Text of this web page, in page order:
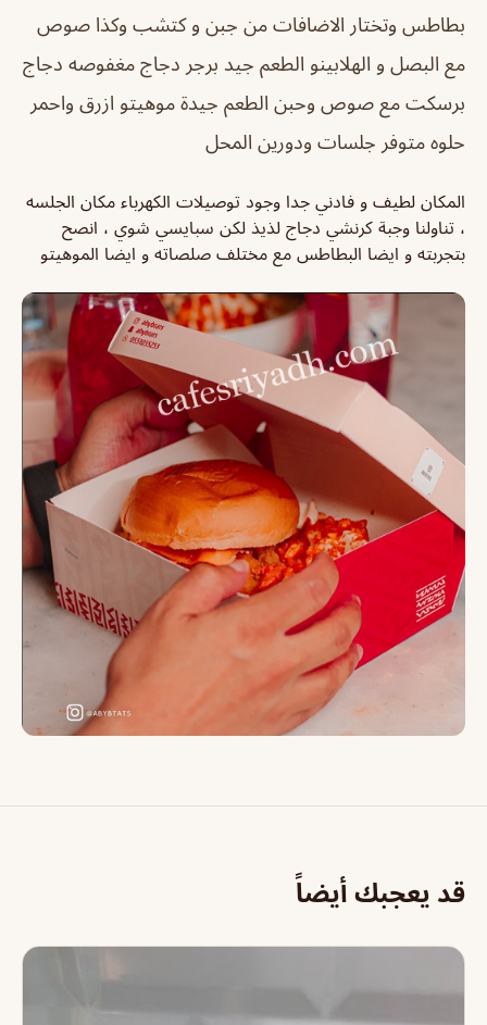
بطاطس وتختار الاضافات من جبن و كتشب وكذا صوص
مع البصل و الهلابينو الطعم جيد برجر دجاج مغفوصه دجاج
برسكت مع صوص وحبن الطعم جيدة موهيتو ازرق واحمر
حلوه متوفر جلسات ودورين المحل
المكان لطيف و فادني جدا وجود توصيلات الكهرباء مكان الجلسه
، تناولنا وجبة كرنشي دجاج لذيذ لكن سبايسي شوي ، انصح
بتجربته و ايضا البطاطس مع مختلف صلصاته و ايضا الموهيتو
قد يعجبك أيضاً